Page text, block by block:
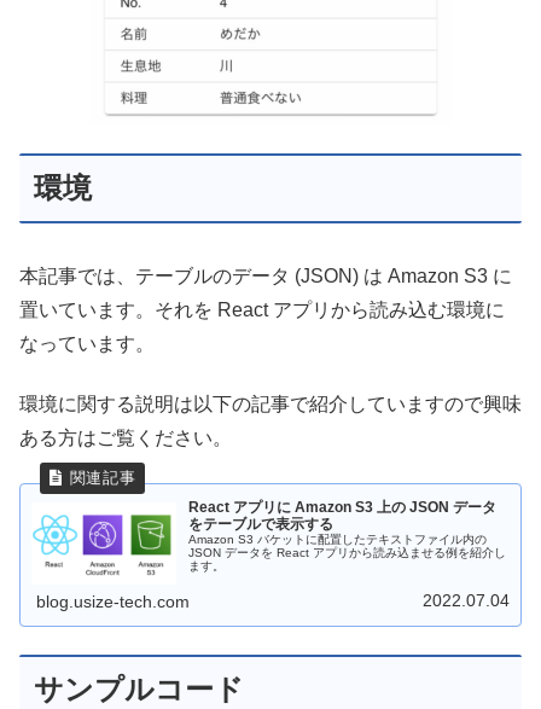
環境
本記事では、テーブルのデータ (JSON) は Amazon S3 に
置いています。それを React アプリから読み込む環境に
なっています。
環境に関する説明は以下の記事で紹介していますので興味
ある方はご覧ください。
React アプリに Amazon S3 上の JSON データ
をテーブルで表示する
Amazon S3 バケットに配置したテキストファイル内の
JSON データを React アプリから読み込ませる例を紹介し
ます。
blog.usize-tech.com 2022.07.04
サンプルコード